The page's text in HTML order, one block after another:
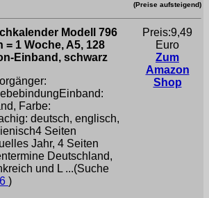
(Preise aufsteigend)
Modell 796
= 1 Woche, A5, 128
Einband, schwarz
Farbe:
deutsch, englisch,
Seiten
Jahr, 4 Seiten
Deutschland,
und L ...(Suche
)
Preis:9,49
Euro
Zum
Amazon
Shop